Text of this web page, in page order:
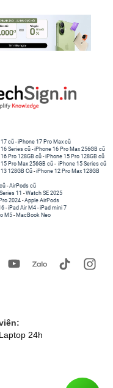
cũ -iPhone 17 Pro Max cũ
Series cũ - iPhone 16 Pro Max 256GB cũ
Pro 128GB cũ-iPhone 15 Pro 128GB cũ
Pro Max 256GB cũ - iPhone 15 Series cũ
128GB Cũ -iPhone 12 Pro Max 128GB
-AirPods cũ
11 -Watch SE 2025
2024-Apple AirPods
-iPad Air M4 -iPad mini 7
M5 - MacBook Neo
24h